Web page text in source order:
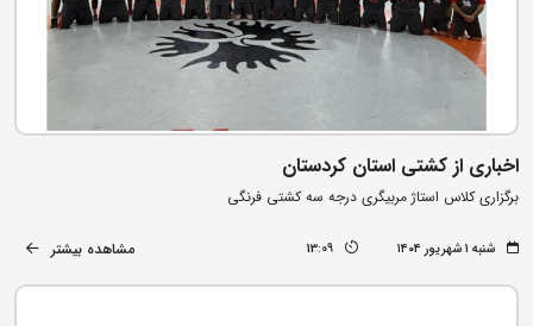
اخباری از کشتی استان کردستان
برگزاری کلاس استاژ مربیگری درجه سه کشتی فرنگی
شنبه ۱ شهریور ۱۴۰۴ 13:09 مشاهده بیشتر